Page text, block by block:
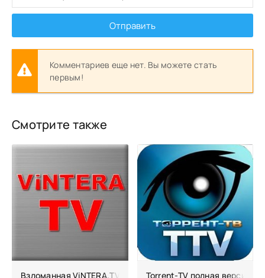
Отправить
Комментариев еще нет. Вы можете стать
первым!
Смотрите также
Взломанная ViNTERA.TV (без рекламы)Torrent-TV полная версия